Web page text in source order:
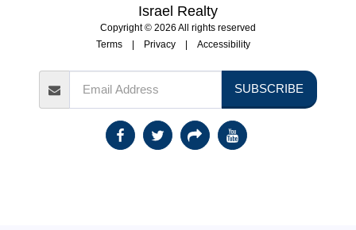
054-9105381
Israel Realty
Copyright © 2026 All rights reserved
Terms
Privacy Accessibility
SUBSCRIBE